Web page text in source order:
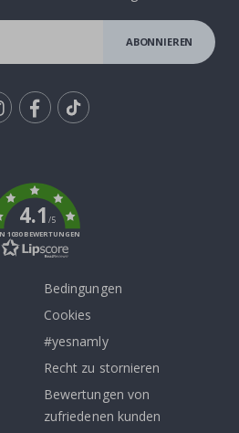
ABONNIEREN
4.1/5
1030 BEWERTUNGEN
Bedingungen
Cookies
#yesnamly
Recht zu stornieren
Bewertungen von
zufriedenen kunden